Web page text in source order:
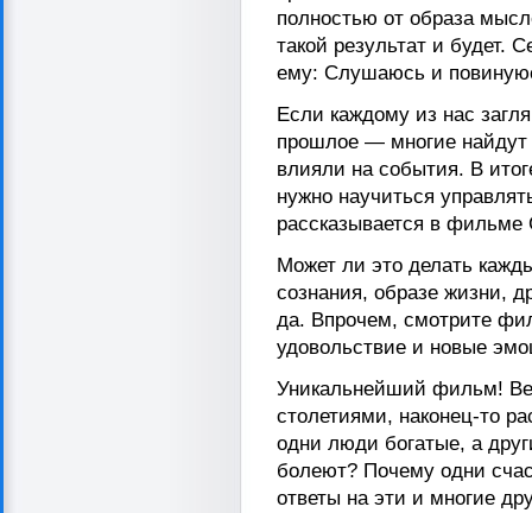
полностью от образа
такой результат и будет.
ему: Слушаюсь и
Если каждому из нас
прошлое — многие найдут
влияли на события. В
нужно научиться
рассказывается в фильме
Может ли это делать
сознания, образе жизни,
да. Впрочем, смотрите
удовольствие и новые
Уникальнейший фильм!
столетиями, наконец-то
одни люди богатые, а
болеют? Почему одни
ответы на эти и многие